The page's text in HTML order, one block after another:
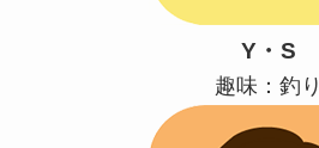
Y・S
趣味：釣り